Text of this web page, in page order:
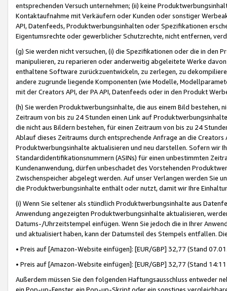
entsprechenden Versuch unternehmen; (ii) keine
Kontaktaufnahme mit Verkäufern oder Kunden oder sonstiger
API, Datenfeeds, Produktwerbungsinhalten oder Spezifikationen
Eigentumsrechte oder gewerblicher Schutzrechte, nicht entfernen,
(g) Sie werden nicht versuchen, (i) die Spezifikationen oder die in
manipulieren, zu reparieren oder anderweitig abgeleitete Werke
enthaltene Software zurückzuentwickeln, zu zerlegen, zu
andere zugrunde liegende Komponenten (wie Modelle,
mit der Creators API, der PA API, Datenfeeds oder in den Produkt
(h) Sie werden Produktwerbungsinhalte, die aus einem Bild bestehen,
Zeitraum von bis zu 24 Stunden einen Link auf
die nicht aus Bildern bestehen, für einen Zeitraum von bis zu 24
Ablauf dieses Zeitraums durch entsprechende Anfrage an die
Produktwerbungsinhalte aktualisieren und neu darstellen. Sofern wir
Standardidentifikationsnummern (ASINs) für einen unbestimmten
Kundenanwendung, dürfen unbeschadet des Vorstehenden
Zwischenspeicher abgelegt werden. Auf unser Verlangen werden Sie
die Produktwerbungsinhalte enthält oder nutzt, damit wir Ihre
(i) Wenn Sie seltener als stündlich Produktwerbungsinhalte aus
Anwendung angezeigten Produktwerbungsinhalte aktualisieren,
Datums-/Uhrzeitstempel einfügen. Wenn Sie jedoch die in Ihrer
und aktualisiert haben, kann der Datumsteil des Stempels entfallen.
• Preis auf [Amazon-Website einfügen]: [EUR/GBP] 32,77 (Stand
• Preis auf [Amazon-Website einfügen]: [EUR/GBP] 32,77 (Stand
Außerdem müssen Sie den folgenden Haftungsausschluss entweder
ein Pop-up-Fenster, ein Pop-up-Skript oder ein sonstiges